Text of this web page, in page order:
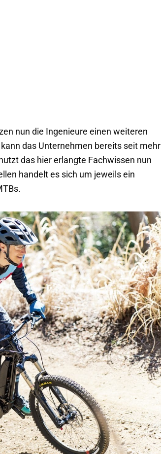
nun die Ingenieure einen weiteren
das Unternehmen bereits seit mehr
das hier erlangte Fachwissen nun
handelt es sich um jeweils ein